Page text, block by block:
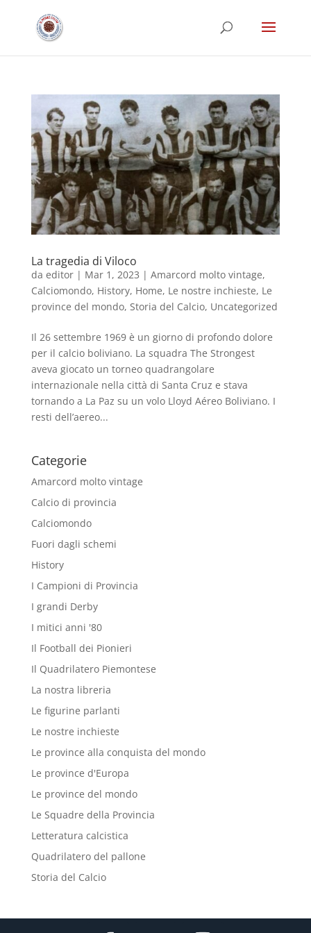
La tragedia di Viloco
da editor| Mar 1, 2023 | Amarcord molto vintage,
Calciomondo, History, Home, Le nostre inchieste, Le
province del mondo, Storia del Calcio, Uncategorized
Il 26 settembre 1969 è un giorno di profondo dolore
per il calcio boliviano. La squadra The Strongest
aveva giocato un torneo quadrangolare
internazionale nella città di Santa Cruz e stava
tornando a La Paz su un volo Lloyd Aéreo Boliviano. I
resti dell’aereo...
Categorie
Amarcord molto vintage
Calcio di provincia
Calciomondo
Fuori dagli schemi
History
I Campioni di Provincia
I grandi Derby
I mitici anni '80
Il Football dei Pionieri
Il Quadrilatero Piemontese
La nostra libreria
Le figurine parlanti
Le nostre inchieste
Le province alla conquista del mondo
Le province d'Europa
Le province del mondo
Le Squadre della Provincia
Letteratura calcistica
Quadrilatero del pallone
Storia del Calcio